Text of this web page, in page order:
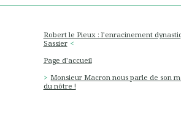
Robert le Pieux : l'enracinement
Sassier
Page d'accueil
Monsieur Macron nous parle de son
du nôtre !